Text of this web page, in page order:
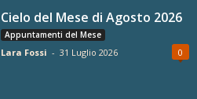
Cielo del Mese di Agosto 2026
Appuntamenti del Mese
Lara Fossi - 31 Luglio 2026 0